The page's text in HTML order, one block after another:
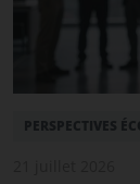
PERSPECTIVES